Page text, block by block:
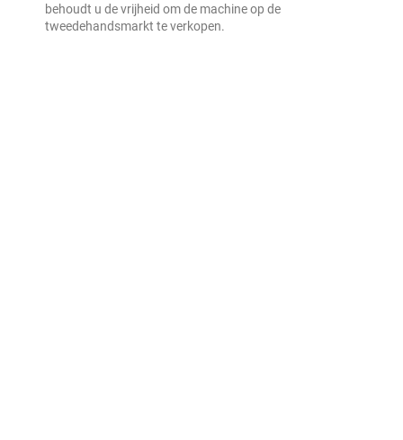
behoudt u de vrijheid om de machine op de
tweedehandsmarkt te verkopen.